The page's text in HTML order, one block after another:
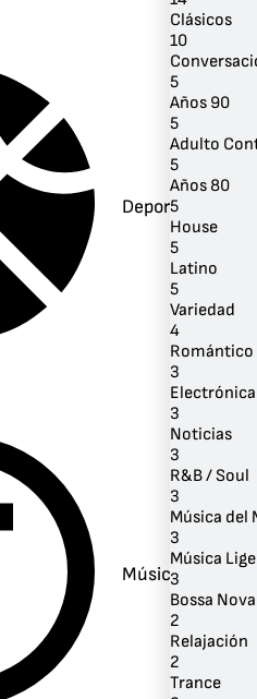
Deportes
Música
Clásicos
10
5
Años 90
5
Adulto
5
Años 80
5
House
5
Latino
5
Variedad
4
Romántico
3
Electrónica
3
Noticias
3
R&B / Soul
3
Música del
3
Música
3
Bossa Nova
2
Relajación
2
Trance